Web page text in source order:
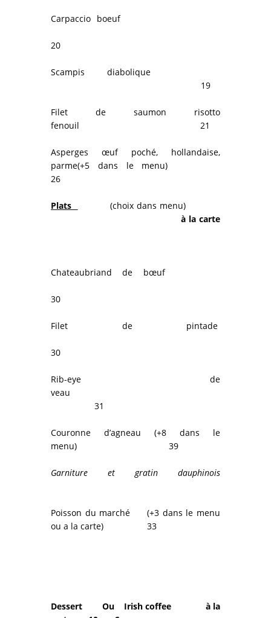
Carpaccio boeuf
20
Scampis diabolique
19
Filet de saumon risotto
fenouil 21
Asperges œuf poché, hollandaise,
parme(+5 dans le menu)
26
Plats
(choix dans menu)
à la carte
Chateaubriand de bœuf
30
Filet de pintade
30
Rib-eye de
veau
31
Couronne d’agneau (+8 dans le
menu) 39
Garniture et gratin dauphinois
Poisson du marché (+3 dans le menu
ou a la carte) 33
Dessert OuIrish coffee à la